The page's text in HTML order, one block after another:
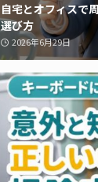
自宅とオフィスで
選び方
2026年6月29日